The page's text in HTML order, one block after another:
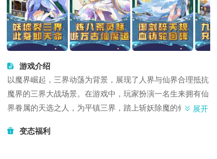
游戏介绍
以魔界崛起，三界动荡为背景，展现了人界与仙界合理抵抗
魔界的三界大战场景。在游戏中，玩家扮演一名生来拥有仙
界眷属的天选之人，为平镇三界，踏上斩妖除魔的修仙的旅
入宗门组织，携手其他玩家共同修仙，修道之途路茫茫，等
展开
变态福利